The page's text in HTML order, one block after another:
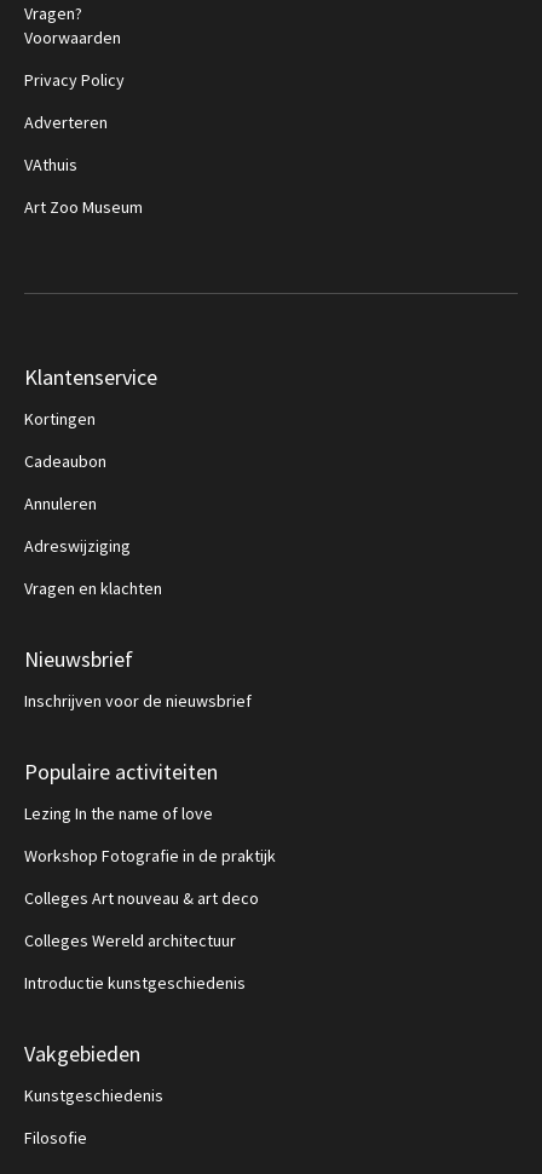
Vragen?
Voorwaarden
Privacy Policy
Adverteren
VAthuis
Art Zoo Museum
Klantenservice
Kortingen
Cadeaubon
Annuleren
Adreswijziging
Vragen en klachten
Nieuwsbrief
Inschrijven voor de nieuwsbrief
Populaire activiteiten
Lezing In the name of love
Workshop Fotografie in de praktijk
Colleges Art nouveau & art deco
Colleges Wereld architectuur
Introductie kunstgeschiedenis
Vakgebieden
Kunstgeschiedenis
Filosofie